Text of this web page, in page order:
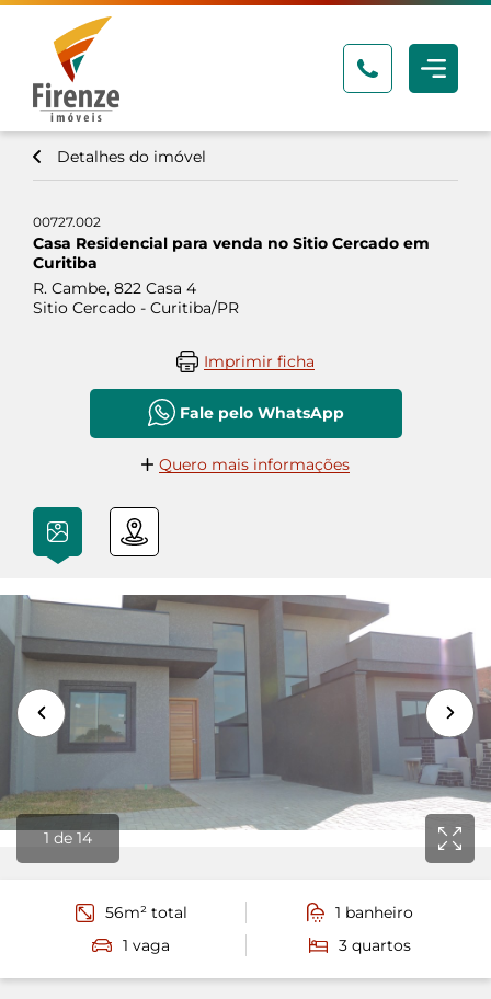
Detalhes do imóvel
00727.002
Casa Residencial para venda no Sitio Cercado em
Curitiba
R. Cambe, 822 Casa 4
Sitio Cercado - Curitiba/PR
Imprimir ficha
Fale pelo WhatsApp
Quero mais informações
1 de 14
56m² total
1 banheiro
1 vaga
3 quartos